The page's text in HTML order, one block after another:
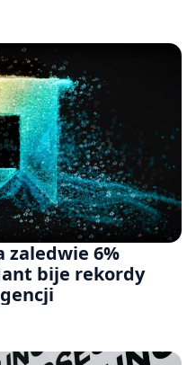
zaledwie 6%
bije rekordy